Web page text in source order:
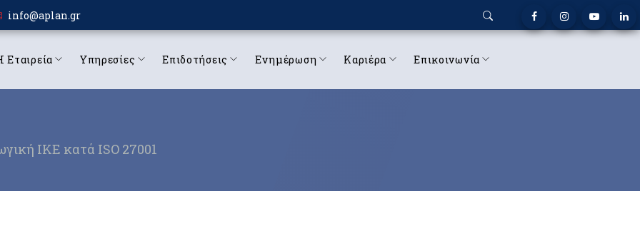
info@aplan.gr
Εταιρεία Υπηρεσίες Επιδοτήσεις Ενημέρωση Καριέρα Επικοινωνία
ΙΚΕ κατά ISO 27001